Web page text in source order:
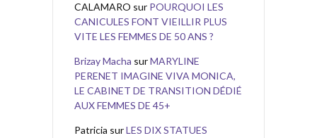
CALAMARO sur POURQUOI LES
CANICULES FONT VIEILLIR PLUS
VITE LES FEMMES DE 50 ANS ?
Brizay Macha surMARYLINE
PERENET IMAGINE VIVA MONICA,
LE CABINET DE TRANSITION DÉDIÉ
AUX FEMMES DE 45+
Patricia surLES DIX STATUES